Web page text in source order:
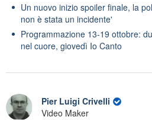
Un nuovo inizio spoiler finale, la
non è stata un incidente'
Programmazione 13-19 ottobre:
nel cuore, giovedì Io Canto
Pier Luigi Crivelli
Video Maker